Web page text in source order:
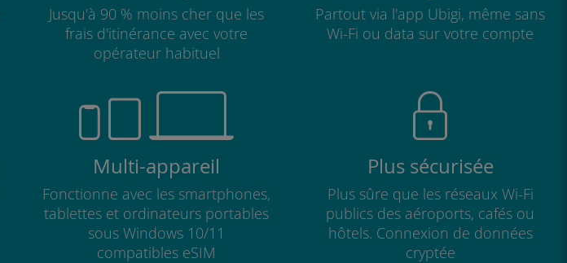
Jusqu'à 90 % moins cher que les
frais d'itinérance avec votre
opérateur habituel
Partout via l'app Ubigi, même sans
Wi-Fi ou data sur votre compte
Multi-appareil
Fonctionne avec les smartphones,
tablettes et ordinateurs portables
sous Windows 10/11
compatibles eSIM
Plus sécurisée
Plus sûre que les réseaux Wi-Fi
publics des aéroports, cafés ou
hôtels. Connexion de données
cryptée